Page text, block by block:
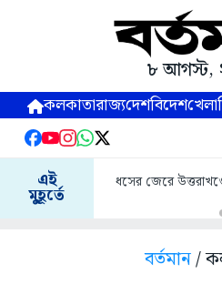
৮ আগস্ট,
কলকাতারাজ্যদেশবিদেশখেলা
এই
মুহূর্তে
ধসের জেরে
বর্তমান/